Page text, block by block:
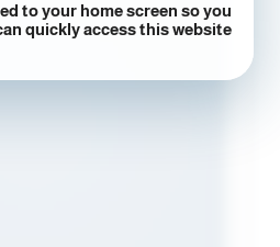
to your home screen so you
quickly access this website.